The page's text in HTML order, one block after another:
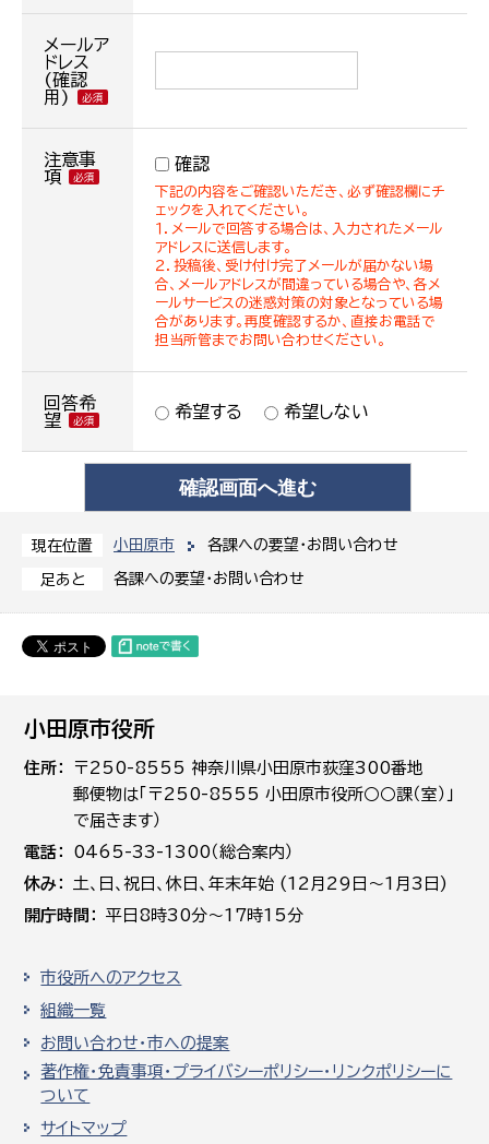
現在位置 小田原市 各課への要望・お問い合わせ
足あと 各課への要望・お問い合わせ
メールア
ドレス
(確認
用)
注意事
項
確認
下記の内容をご確認いただき、必ず確認欄にチ
ェックを入れてください。
１．メールで回答する場合は、入力されたメール
アドレスに送信します。
２．投稿後、受け付け完了メールが届かない場
合、メールアドレスが間違っている場合や、各メ
ールサービスの迷惑対策の対象となっている場
合があります。再度確認するか、直接お電話で
担当所管までお問い合わせください。
回答希
望
希望する 希望しない
小田原市役所
住所
〒250-8555 神奈川県小田原市荻窪300番地
郵便物は「〒250-8555 小田原市役所○○課（室）」
で届きます）
電話
0465-33-1300（総合案内）
休み
土､日､祝日、休日、年末年始 (12月29日～1月3日)
開庁時間
平日8時30分～17時15分
市役所へのアクセス
組織一覧
お問い合わせ・市への提案
著作権・免責事項・プライバシーポリシー・リンクポリシーに
ついて
サイトマップ